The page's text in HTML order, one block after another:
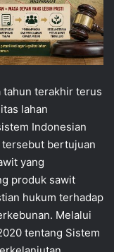
tahun terakhir terus
lahan
Indonesian
tersebut bertujuan
yang
produk sawit
hukum terhadap
Melalui
tentang Sistem